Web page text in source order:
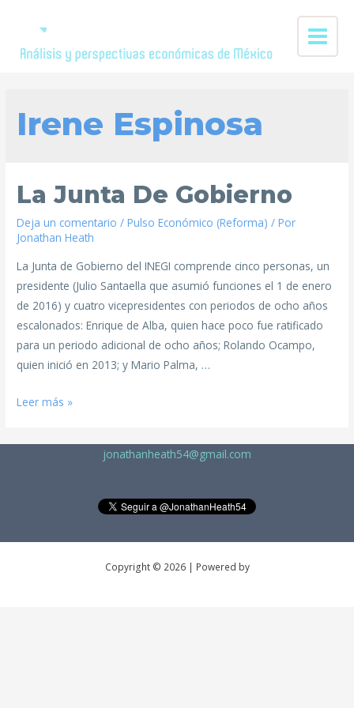
Irene Espinosa
La Junta De Gobierno
Deja un comentario /Pulso Económico (Reforma) / Por
Jonathan Heath
La Junta de Gobierno del INEGI comprende cinco personas, un
presidente (Julio Santaella que asumió funciones el 1 de enero
de 2016) y cuatro vicepresidentes con periodos de ocho años
escalonados: Enrique de Alba, quien hace poco fue ratificado
para un periodo adicional de ocho años; Rolando Ocampo,
quien inició en 2013; y Mario Palma, …
Leer más »
jonathanheath54@gmail.com
Copyright © 2026 | Powered by